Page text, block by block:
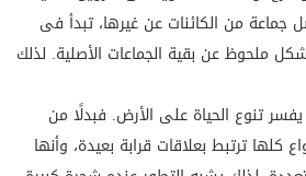
جماعة من الكائنات عن غيرها، تبدأ فى
ملحوظ عن بقية الجماعات الأصلية. لذلك
تنوع الحياة على الأرض. فبدلًا من
كلها ترتبط بعلاقات قرابة بعيدة، وأنها